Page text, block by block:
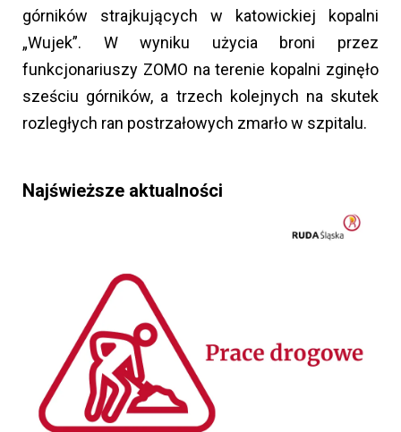
górników strajkujących w katowickiej kopalni
„Wujek”. W wyniku użycia broni przez
funkcjonariuszy ZOMO na terenie kopalni zginęło
sześciu górników, a trzech kolejnych na skutek
rozległych ran postrzałowych zmarło w szpitalu.
Najświeższe aktualności